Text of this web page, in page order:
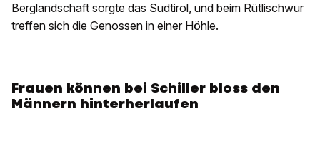
Berglandschaft sorgte das Südtirol, und beim Rütlischwur
treffen sich die Genossen in einer Höhle.
Frauen können bei Schiller bloss den
Männern hinterherlaufen